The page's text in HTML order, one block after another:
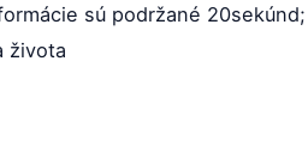
sú podržané
života